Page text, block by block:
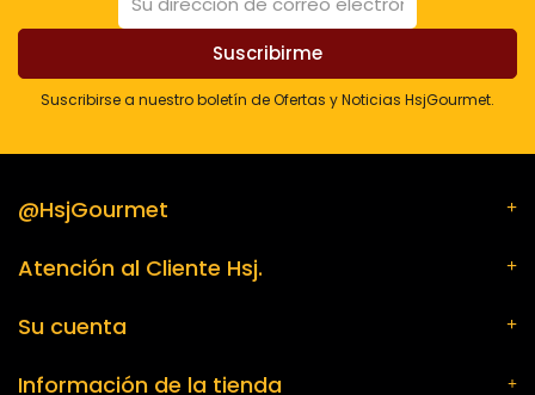
Suscribirse a nuestro boletín de Ofertas y Noticias HsjGourmet.
@HsjGourmet
Atención al Cliente Hsj.
Su cuenta
Información de la tienda